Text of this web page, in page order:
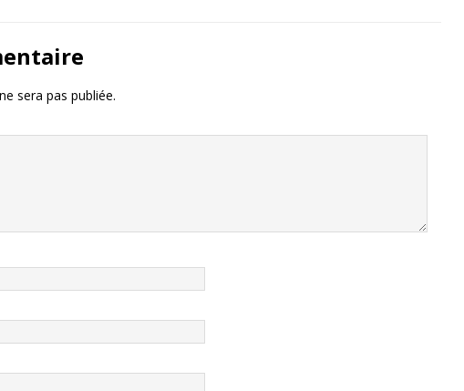
sera pas publiée.